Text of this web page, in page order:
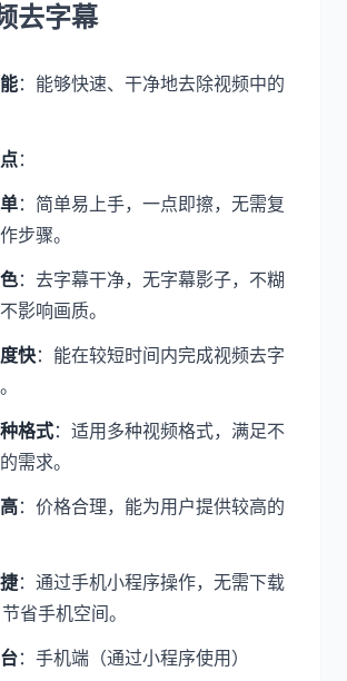
去字幕
：能够快速、干净地去除视频中的
：
：简单易上手，一点即擦，无需复
步骤。
：去字幕干净，无字幕影子，不糊
影响画质。
快：能在较短时间内完成视频去字
格式：适用多种视频格式，满足不
需求。
：价格合理，能为用户提供较高的
：通过手机小程序操作，无需下载
省手机空间。
：手机端（通过小程序使用）